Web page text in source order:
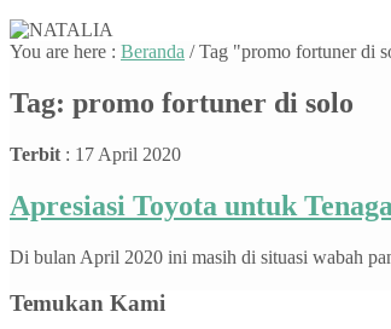
You are here : Beranda /Tag "promo fortuner di
Tag: promo fortuner di solo
Terbit : 17 April 2020
Apresiasi Toyota untuk
Di bulan April 2020 ini masih di situasi wabah
Temukan Kami